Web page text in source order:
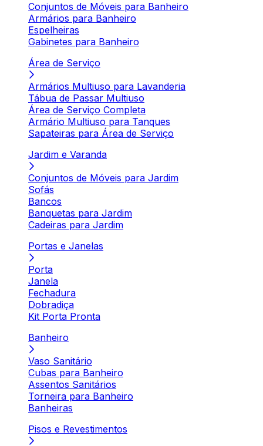
Conjuntos de Móveis para Banheiro
Armários para Banheiro
Espelheiras
Gabinetes para Banheiro
Área de Serviço
Armários Multiuso para Lavanderia
Tábua de Passar Multiuso
Área de Serviço Completa
Armário Multiuso para Tanques
Sapateiras para Área de Serviço
Jardim e Varanda
Conjuntos de Móveis para Jardim
Sofás
Bancos
Banquetas para Jardim
Cadeiras para Jardim
Portas e Janelas
Porta
Janela
Fechadura
Dobradiça
Kit Porta Pronta
Banheiro
Vaso Sanitário
Cubas para Banheiro
Assentos Sanitários
Torneira para Banheiro
Banheiras
Pisos e Revestimentos